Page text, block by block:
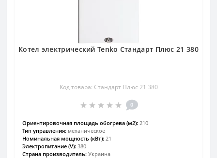
Котел электрический Tenko Стандарт Плюс 21 380
Код товара: Стандарт Плюс 21 380
0
Ориентировочная площадь обогрева (м2): 210
Тип управления: механическое
Номинальная мощность (кВт): 21
Электропитание (V): 380
Страна производитель: Украина